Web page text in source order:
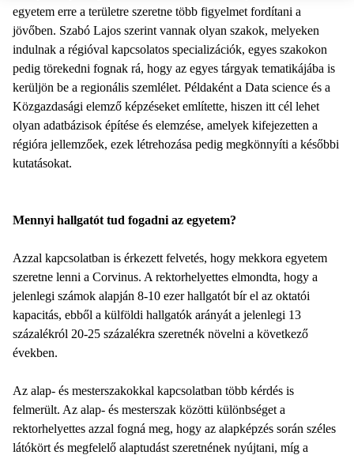
egyetem erre a területre szeretne több figyelmet fordítani a
jövőben. Szabó Lajos szerint vannak olyan szakok, melyeken
indulnak a régióval kapcsolatos specializációk, egyes szakokon
pedig törekedni fognak rá, hogy az egyes tárgyak tematikájába is
kerüljön be a regionális szemlélet. Példaként a Data science és a
Közgazdasági elemző képzéseket említette, hiszen itt cél lehet
olyan adatbázisok építése és elemzése, amelyek kifejezetten a
régióra jellemzőek, ezek létrehozása pedig megkönnyíti a későbbi
kutatásokat.
Mennyi hallgatót tud fogadni az egyetem?
Azzal kapcsolatban is érkezett felvetés, hogy mekkora egyetem
szeretne lenni a Corvinus. A rektorhelyettes elmondta, hogy a
jelenlegi számok alapján 8-10 ezer hallgatót bír el az oktatói
kapacitás, ebből a külföldi hallgatók arányát a jelenlegi 13
százalékról 20-25 százalékra szeretnék növelni a következő
években.
Az alap- és mesterszakokkal kapcsolatban több kérdés is
felmerült. Az alap- és mesterszak közötti különbséget a
rektorhelyettes azzal fogná meg, hogy az alapképzés során széles
látókört és megfelelő alaptudást szeretnének nyújtani, míg a